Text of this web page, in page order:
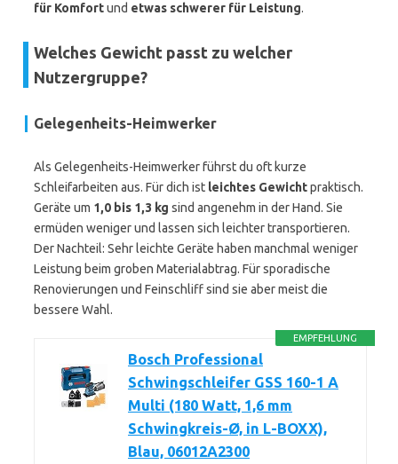
für Komfortund etwas schwerer für Leistung.
Welches Gewicht passt zu welcher
Nutzergruppe?
Gelegenheits-Heimwerker
Als Gelegenheits-Heimwerker führst du oft kurze
Schleifarbeiten aus. Für dich ist leichtes Gewichtpraktisch.
Geräte um 1,0 bis 1,3 kg sind angenehm in der Hand. Sie
ermüden weniger und lassen sich leichter transportieren.
Der Nachteil: Sehr leichte Geräte haben manchmal weniger
Leistung beim groben Materialabtrag. Für sporadische
Renovierungen und Feinschliff sind sie aber meist die
bessere Wahl.
EMPFEHLUNG
Bosch Professional
Schwingschleifer GSS 160-1 A
Multi (180 Watt, 1,6 mm
Schwingkreis-Ø, in L-BOXX),
Blau, 06012A2300